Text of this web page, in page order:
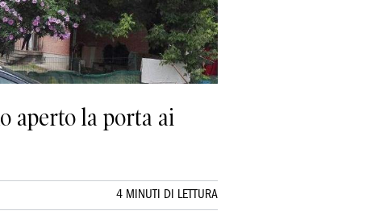
aperto la porta ai
4 MINUTI DI LETTURA